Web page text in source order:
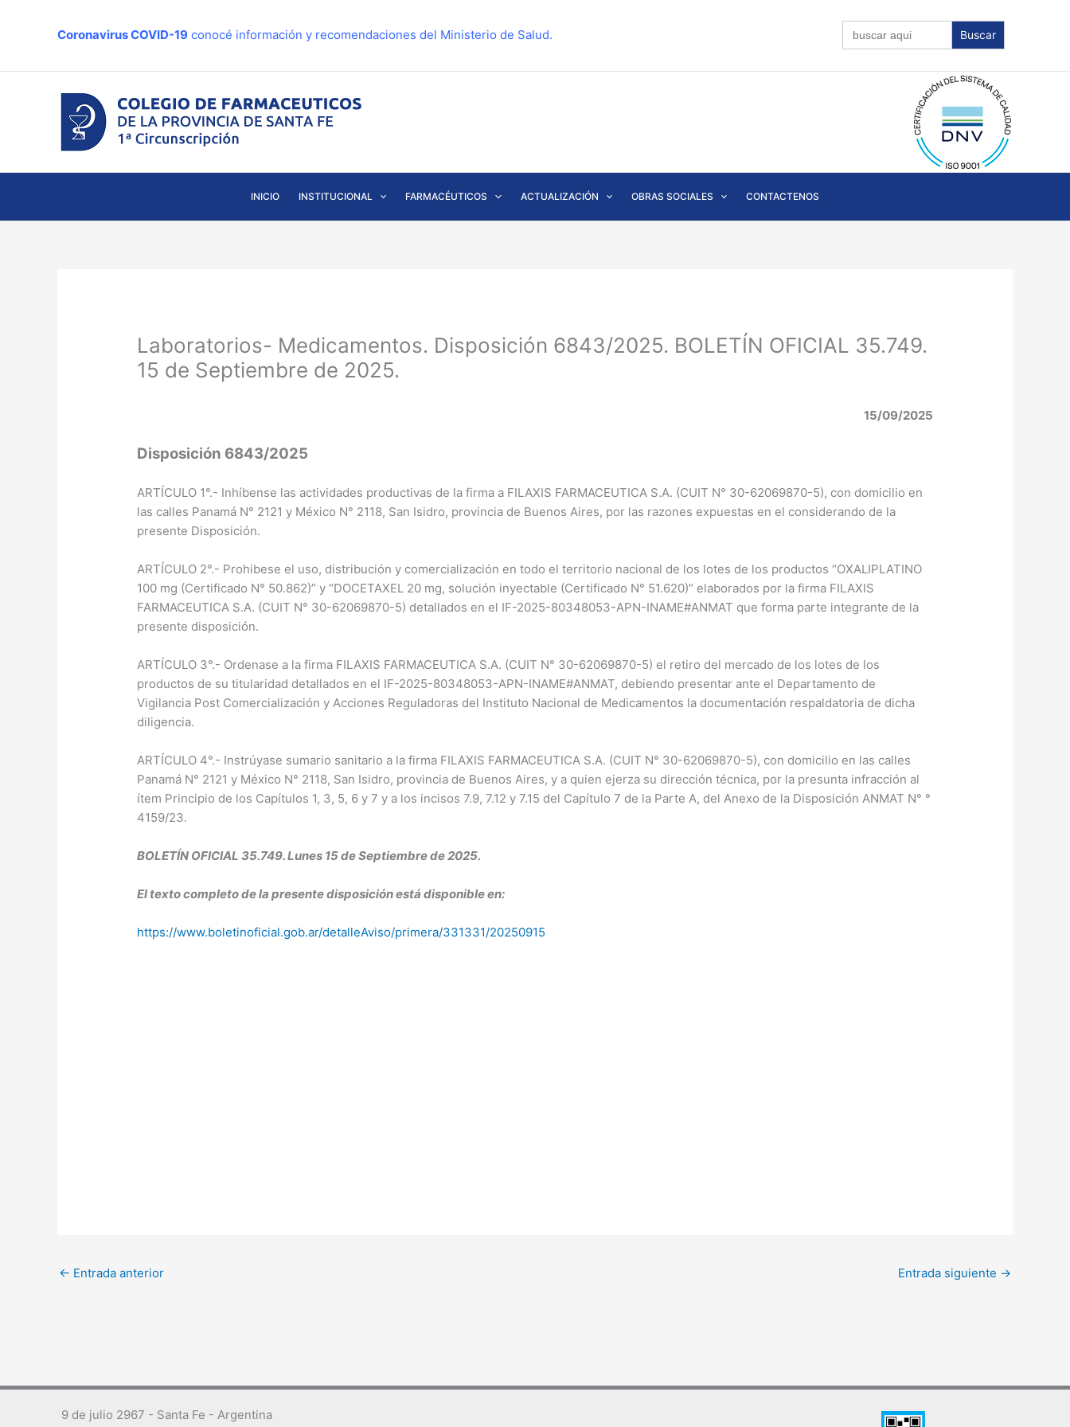
Coronavirus COVID-19 conocé información y recomendaciones del Ministerio de Salud.
Buscar:
INICIO INSTITUCIONAL FARMACÉUTICOS ACTUALIZACIÓN OBRAS SOCIALES CONTACTENOS
Laboratorios- Medicamentos. Disposición 6843/2025. BOLETÍN OFICIAL 35.749.
15 de Septiembre de 2025.
15/09/2025
Disposición 6843/2025
ARTÍCULO 1°.- Inhíbense las actividades productivas de la firma a FILAXIS FARMACEUTICA S.A. (CUIT N° 30-62069870-5), con domicilio en
las calles Panamá N° 2121 y México N° 2118, San Isidro, provincia de Buenos Aires, por las razones expuestas en el considerando de la
presente Disposición.
ARTÍCULO 2°.- Prohibese el uso, distribución y comercialización en todo el territorio nacional de los lotes de los productos “OXALIPLATINO
100 mg (Certificado N° 50.862)” y “DOCETAXEL 20 mg, solución inyectable (Certificado N° 51.620)” elaborados por la firma FILAXIS
FARMACEUTICA S.A. (CUIT N° 30-62069870-5) detallados en el IF-2025-80348053-APN-INAME#ANMAT que forma parte integrante de la
presente disposición.
ARTÍCULO 3°.- Ordenase a la firma FILAXIS FARMACEUTICA S.A. (CUIT N° 30-62069870-5) el retiro del mercado de los lotes de los
productos de su titularidad detallados en el IF-2025-80348053-APN-INAME#ANMAT, debiendo presentar ante el Departamento de
Vigilancia Post Comercialización y Acciones Reguladoras del Instituto Nacional de Medicamentos la documentación respaldatoria de dicha
diligencia.
ARTÍCULO 4°.- Instrúyase sumario sanitario a la firma FILAXIS FARMACEUTICA S.A. (CUIT N° 30-62069870-5), con domicilio en las calles
Panamá N° 2121 y México N° 2118, San Isidro, provincia de Buenos Aires, y a quien ejerza su dirección técnica, por la presunta infracción al
ítem Principio de los Capítulos 1, 3, 5, 6 y 7 y a los incisos 7.9, 7.12 y 7.15 del Capítulo 7 de la Parte A, del Anexo de la Disposición ANMAT N° °
4159/23.
BOLETÍN OFICIAL 35.749. Lunes 15 de Septiembre de 2025.
El texto completo de la presente disposición está disponible en:
https://www.boletinoficial.gob.ar/detalleAviso/primera/331331/20250915
← Entrada anterior Entrada siguiente →
9 de julio 2967 - Santa Fe - Argentina